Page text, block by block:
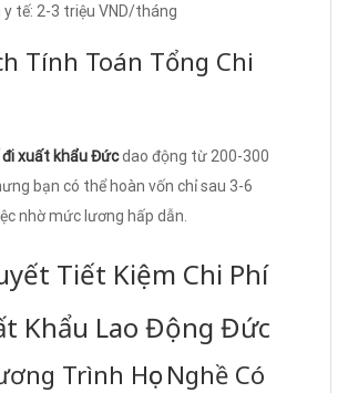
y tế: 2-3 triệu VND/tháng
Tính Toán Tổng Chi
đi xuất khẩu Đứcdao động từ 200-300
bạn có thể hoàn vốn chỉ sau 3-6
nhờ mức lương hấp dẫn.
Tiết Kiệm Chi Phí
Khẩu Lao Động Đức
Trình Học Nghề Có